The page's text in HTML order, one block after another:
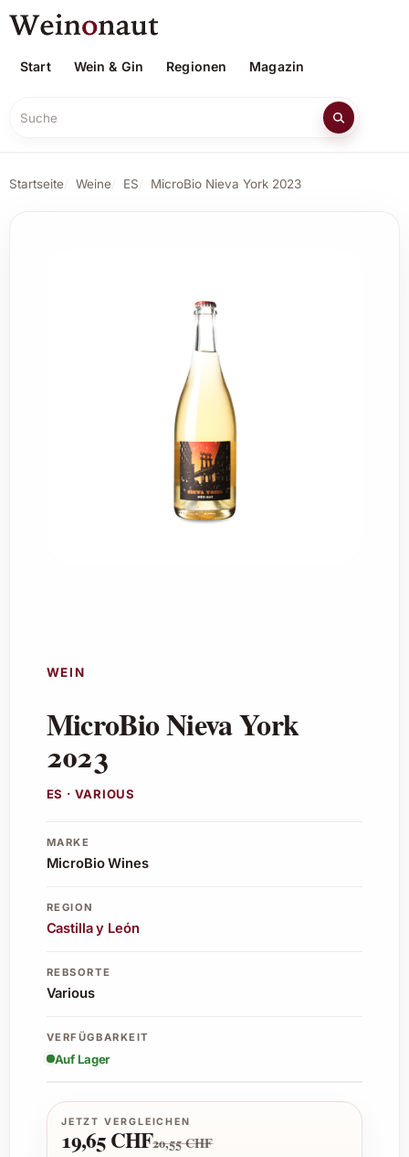
Start Wein & Gin Regionen Magazin
Suche
Startseite Weine ES MicroBio Nieva York 2023
WEIN
MicroBio Nieva York
2023
ES · VARIOUS
MARKE
MicroBio Wines
REGION
Castilla y León
REBSORTE
Various
VERFÜGBARKEIT
Auf Lager
JETZT VERGLEICHEN
19,65 CHF20,55 CHF